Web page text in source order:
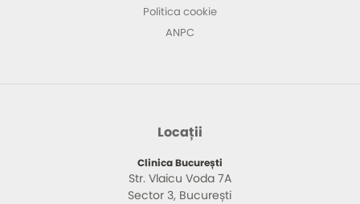
Politica cookie
ANPC
Locații
Clinica București
Str. Vlaicu Voda 7A
Sector 3, București